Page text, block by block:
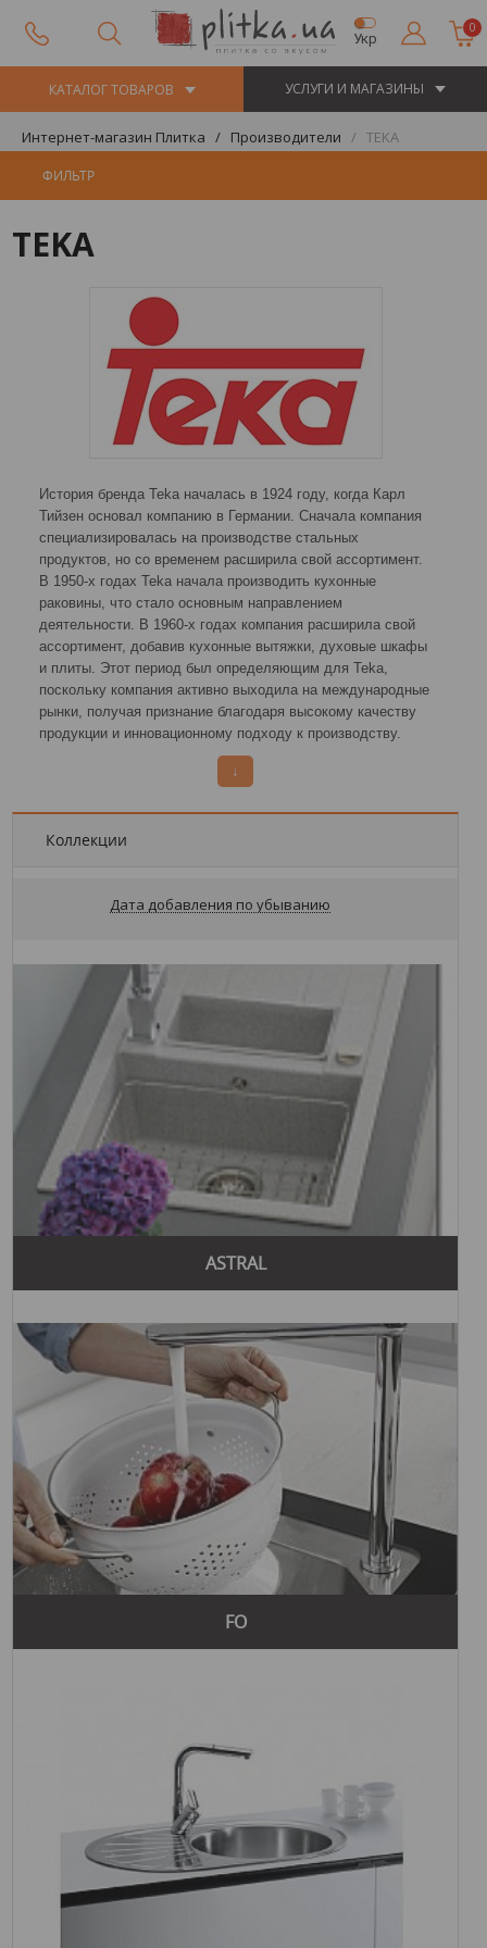
Укр
0
КАТАЛОГ ТОВАРОВ УСЛУГИ И МАГАЗИНЫ
Интернет-магазин Плитка Производители TEKA
ФИЛЬТР
TEKA
История бренда Teka началась в 1924 году, когда Карл
Тийзен основал компанию в Германии. Сначала компания
специализировалась на производстве стальных
продуктов, но со временем расширила свой ассортимент.
В 1950-х годах Teka начала производить кухонные
раковины, что стало основным направлением
деятельности. В 1960-х годах компания расширила свой
ассортимент, добавив кухонные вытяжки, духовые шкафы
и плиты. Этот период был определяющим для Teka,
поскольку компания активно выходила на международные
рынки, получая признание благодаря высокому качеству
продукции и инновационному подходу к производству.
В 1970-х годах компания открыла новые
производственные мощности и внедрила инновационные
технологии в производство. Это позволило значительно
расширить ассортимент продукции и укрепить позиции на
продукцию и расширяя ассортимент. В этот период
Основные этапы развития Teka включают:
1924 год: Основание компании в Германии Карлом
Тийзеном.
1950-е годы: Начало производства кухонных раковин.
1960-е годы: Расширение ассортимента продукции и
выход на международные рынки.
1970-е годы: Открытие новых производственных
мощностей и внедрение инновационных технологий в
производство.
1980-е и 1990-е годы: Расширение ассортимента
продукции и производство холодильников и бытовой
2000-е годы: Укрепление позиций на мировом рынке и
Сегодня Teka предлагает широкий ассортимент продукции
для кухни и ванной комнаты, включая кухонные раковины,
вытяжки, духовые шкафы, плиты, холодильники и многое
другое. Продукция Teka отличается высоким качеством,
современным дизайном и инновационными технологиями.
Если вас интересуетинтернет магазин раковин
или вы
ищете
купить полотенцесушитель в Харькове
, Teka
имеет все необходимое для создания стильного и
комфортного интерьера. Кроме того, компания предлагает
широкий выбор продукции, которую можно найти по
ссылкесалоны сантехники.
Бренд Teka имеет многочисленные преимущества,
которые делают его продукцию популярной среди
Первым делом, Teka предлагает продукцию высочайшего
качества. Все изделия компании проходят строгий
контроль качества, что гарантирует их долговечность и
надежность. Использование высококачественных
материалов позволяет создавать продукцию, которая
выдерживает длительный срок эксплуатации и сохраняет
свой первоначальный вид.
Инновационные технологии также являются важным
↓
Коллекции
Дата добавления по убыванию
ASTRAL
FO